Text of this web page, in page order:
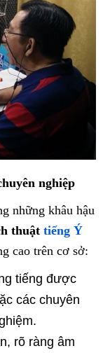
nghiệp
những khâu hậu
thuật tiếng Ý
cao trên cơ sở:
tiếng được
các chuyên
rõ ràng âm